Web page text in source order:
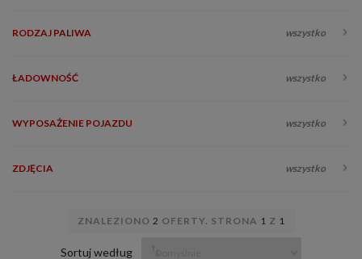
RODZAJ PALIWA wszystko
ŁADOWNOŚĆ wszystko
WYPOSAŻENIE POJAZDU wszystko
ZDJĘCIA wszystko
ZNALEZIONO 2 OFERTY. STRONA 1 Z 1
Sortuj według